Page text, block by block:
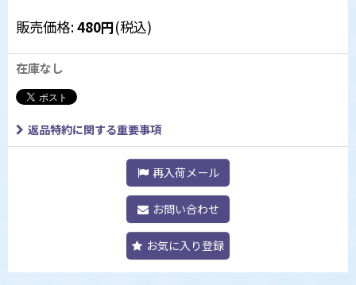
販売価格:480円(税込)
在庫なし
返品特約に関する重要事項
再入荷メール
お問い合わせ
お気に入り登録